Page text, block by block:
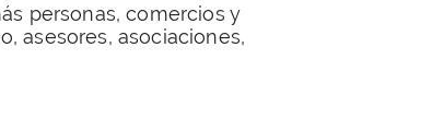
personas, comercios y
asesores, asociaciones,